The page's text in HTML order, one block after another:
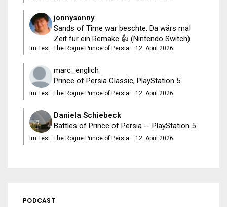
jonnysonny
Sands of Time war beschte. Da wärs mal
Zeit für ein Remake 👍 (Nintendo Switch)
Im Test: The Rogue Prince of Persia · 12. April 2026
marc_englich
Prince of Persia Classic, PlayStation 5
Im Test: The Rogue Prince of Persia · 12. April 2026
Daniela Schiebeck
Battles of Prince of Persia -- PlayStation 5
Im Test: The Rogue Prince of Persia · 12. April 2026
PODCAST